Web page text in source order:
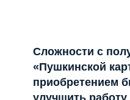
культуры?
Напишите — решим!